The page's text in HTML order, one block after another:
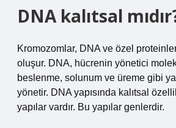
DNA kalıtsal
Kromozomlar, DNA ve özel
oluşur. DNA, hücrenin yönetici
beslenme, solunum ve üreme gibi
yönetir. DNA yapısında kalıtsal
yapılar vardır. Bu yapılar genlerdir.